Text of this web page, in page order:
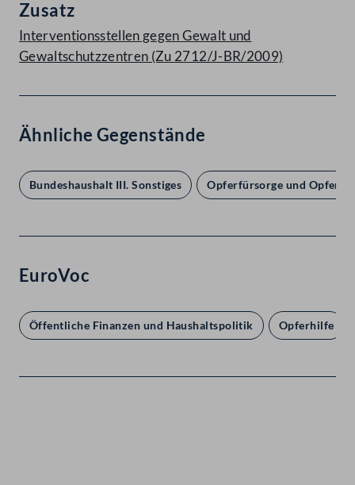
Zusatz
Interventionsstellen gegen Gewalt und
Gewaltschutzzentren (Zu 2712/J-BR/2009)
Ähnliche Gegenstände
Bundeshaushalt III. Sonstiges Opferfürsorge und
EuroVoc
Öffentliche Finanzen und Haushaltspolitik Opferhilfe